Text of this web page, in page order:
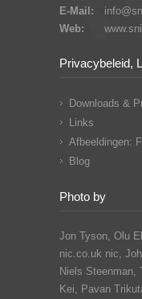
E-Mail:
Web:
Privacybeleid,
Downloads &
Links
Afbeeldingen:
Blog
Photo by
Jon Tyson, Olu
nic.co.uk nic,
Niels Steenman,
Kei, Pavan